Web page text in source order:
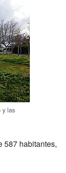
y las
587 habitantes,